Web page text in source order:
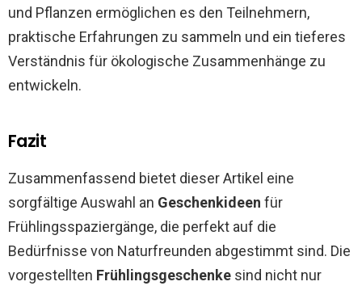
und Pflanzen ermöglichen es den Teilnehmern,
praktische Erfahrungen zu sammeln und ein tieferes
Verständnis für ökologische Zusammenhänge zu
entwickeln.
Fazit
Zusammenfassend bietet dieser Artikel eine
sorgfältige Auswahl an Geschenkideen für
Frühlingsspaziergänge, die perfekt auf die
Bedürfnisse von Naturfreunden abgestimmt sind. Die
vorgestellten Frühlingsgeschenke sind nicht nur